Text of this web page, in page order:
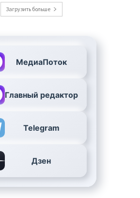
Загрузить больше
МедиаПоток
Главный редактор
Telegram
Дзен